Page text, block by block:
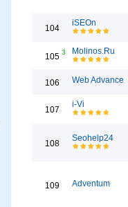
104
iSEOn
105 3 Molinos.Ru
106 Web Advance
107
i-Vi
108
Seohelp24
109 Adventum